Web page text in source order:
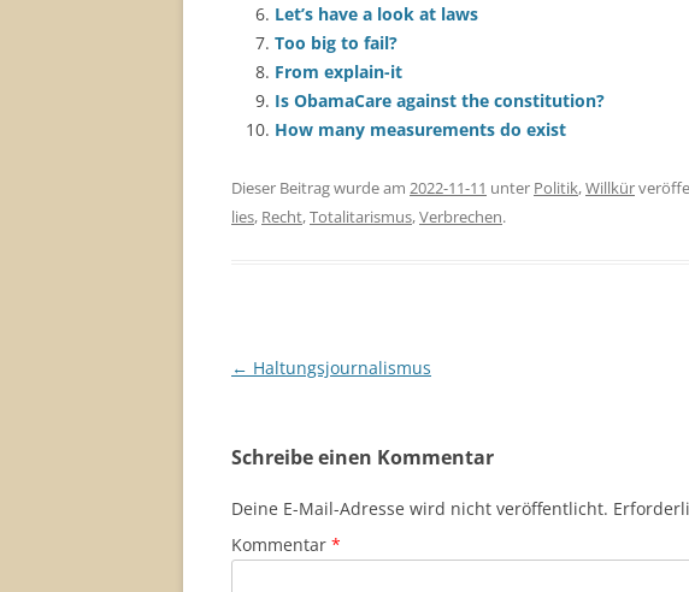
Let’s have a look at laws
Too big to fail?
From explain-it
Is ObamaCare against the constitution?
How many measurements do exist
Dieser Beitrag wurde am 2022-11-11 unter Politik,Willkür
lies, Recht,Totalitarismus,Verbrechen.
Beitragsnavigation
← Haltungsjournalismus
Schreibe einen Kommentar
Deine E-Mail-Adresse wird nicht veröffentlicht.
Kommentar *